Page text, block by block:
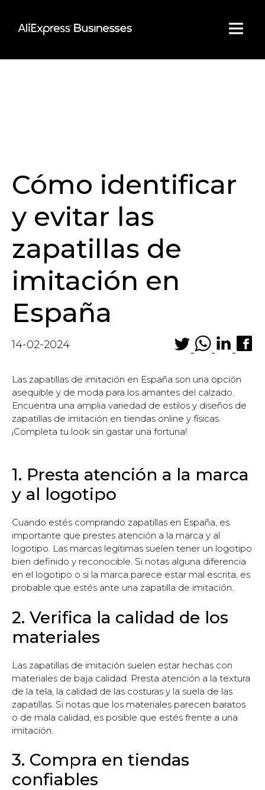
content
Cómo identificar
y evitar las
zapatillas de
imitación en
España
14-02-2024
Las zapatillas de imitación en España son una opción
asequible y de moda para los amantes del calzado.
Encuentra una amplia variedad de estilos y diseños de
zapatillas de imitación en tiendas online y físicas.
¡Completa tu look sin gastar una fortuna!
1. Presta atención a la marca
y al logotipo
Cuando estés comprando zapatillas en España, es
importante que prestes atención a la marca y al
logotipo. Las marcas legítimas suelen tener un logotipo
bien definido y reconocible. Si notas alguna diferencia
en el logotipo o si la marca parece estar mal escrita, es
probable que estés ante una zapatilla de imitación.
2. Verifica la calidad de los
materiales
Las zapatillas de imitación suelen estar hechas con
materiales de baja calidad. Presta atención a la textura
de la tela, la calidad de las costuras y la suela de las
zapatillas. Si notas que los materiales parecen baratos
o de mala calidad, es posible que estés frente a una
imitación.
3. Compra en tiendas
confiables